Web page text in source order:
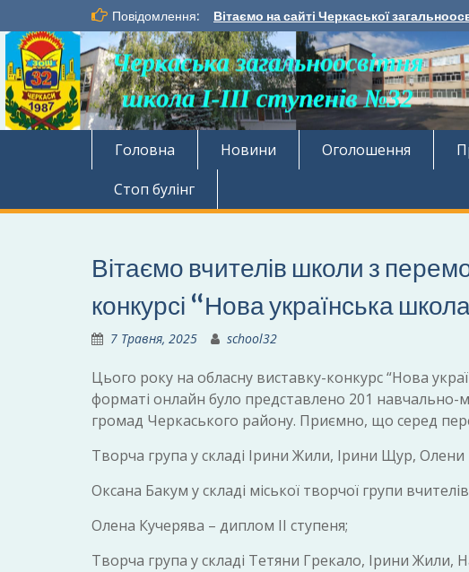
до
вмісту
Повідомлення: Вітаємо на сайті Черкаської
Головна Новини Оголошення
Стоп булінг
Вітаємо вчителів школи з
конкурсі “Нова українська
7 Травня, 2025 school32
Цього року на обласну виставку-конкурс “Нова
форматі онлайн було представлено 201 навчально-
громад Черкаського району. Приємно, що серед
Творча група у складі Ірини Жили, Ірини Щур,
Оксана Бакум у складі міської творчої групи
Олена Кучерява – диплом ІІ ступеня;
Творча група у складі Тетяни Грекало, Ірини Жили,